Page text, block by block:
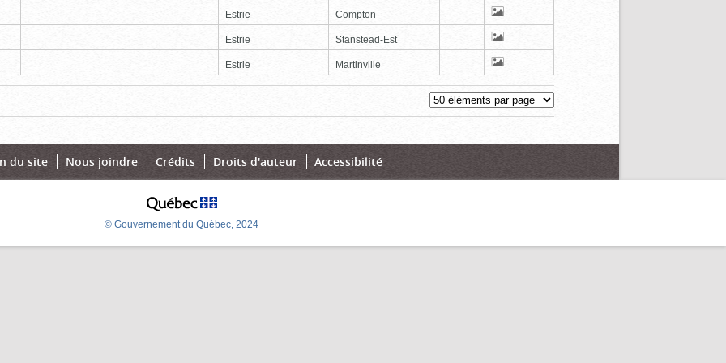
Estrie Compton
Estrie Stanstead-Est
Estrie Martinville
du site Nous joindre Crédits Droits d'auteur Accessibilité
© Gouvernement du Québec, 2024